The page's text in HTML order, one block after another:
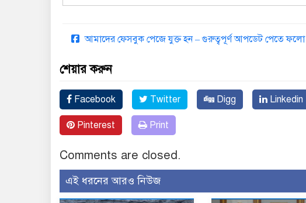
আমাদের ফেসবুক পেজে যুক্ত হন – গুরুত্বপূর্ণ আপডেট পেতে
শেয়ার করুন
Facebook Twitter Digg Linkedin
Pinterest Print
Comments are closed.
এই ধরনের আরও নিউজ